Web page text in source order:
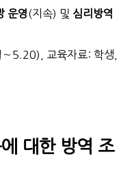
운영(지속) 및 심리방역
교육자료: 학생,
대한 방역 조